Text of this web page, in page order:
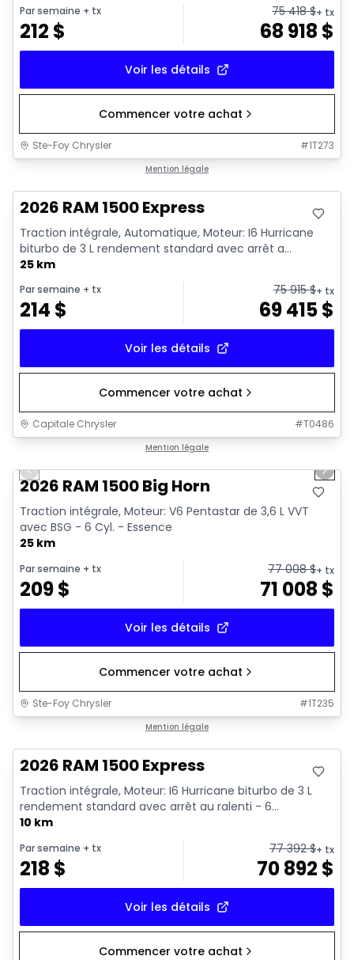
Par semaine + tx
212 $
75 418$+ tx
68 918 $
Voir les détails
Commencer votre achat
Ste-Foy Chrysler #1T273
Mention légale
2026 RAM 1500 Express
Traction intégrale, Automatique, Moteur: I6 Hurricane
biturbo de 3 L rendement standard avec arrêt a...
25 km
Par semaine + tx
214 $
75 915$+ tx
69 415$
Voir les détails
Commencer votre achat
Capitale Chrysler #T0486
Mention légale
Previous slide Next
2026 RAM 1500 Big Horn
Traction intégrale, Moteur: V6 Pentastar de 3,6 L VVT
avec BSG - 6 Cyl. - Essence
25 km
Par semaine + tx
209$
77 008$+ tx
71 008 $
Voir les détails
Commencer votre achat
Ste-Foy Chrysler #1T235
Mention légale
2026 RAM 1500 Express
Traction intégrale, Moteur: I6 Hurricane biturbo de 3 L
rendement standard avec arrêt au ralenti - 6...
10 km
Par semaine + tx
218 $
77 392$+ tx
70 892 $
Voir les détails
Commencer votre achat